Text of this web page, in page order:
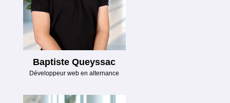
Baptiste Queyssac
Développeur web en alternance